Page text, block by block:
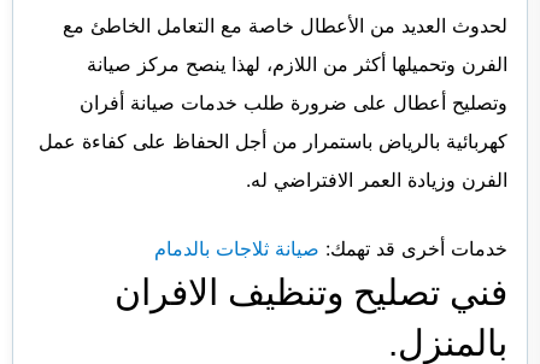
لحدوث العديد من الأعطال خاصة مع التعامل الخاطئ مع
الفرن وتحميلها أكثر من اللازم، لهذا ينصح مركز صيانة
وتصليح أعطال على ضرورة طلب خدمات صيانة أفران
كهربائية بالرياض باستمرار من أجل الحفاظ على كفاءة عمل
الفرن وزيادة العمر الافتراضي له.
خدمات أخرى قد تهمك: صيانة ثلاجات بالدمام
فني تصليح وتنظيف الافران
بالمنزل.